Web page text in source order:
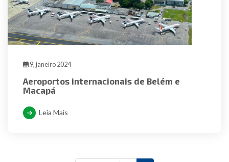
9, janeiro 2024
Aeroportos internacionais de Belém e
Macapá
Leia Mais